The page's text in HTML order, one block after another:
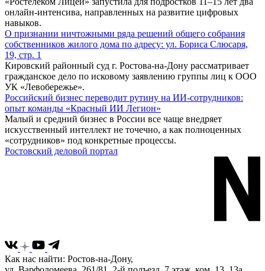
онлайн-интенсива, направленных на развитие цифровых
навыков.
О признании ничтожными ряда решений общего собрания
собственников жилого дома по адресу: ул. Бориса Слюсаря,
19, стр. 1
Кировский районный суд г. Ростова-на-Дону рассматривает
гражданское дело по исковому заявлению группы лиц к ООО
УК «Левобережье».
Российский бизнес переводит рутину на ИИ-сотрудников:
опыт команды «Красный ИИ Легион»
Малый и средний бизнес в России все чаще внедряет
искусственный интеллект не точечно, а как полноценных
«сотрудников» под конкретные процессы.
Ростовский деловой портал
Как нас найти: Ростов-на-Дону,